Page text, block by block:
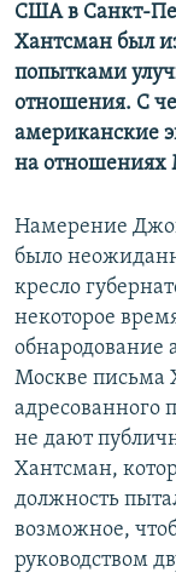
США в Санкт-
Хантсман был
попытками
отношения. C
американские
на отношениях
Намерение
было
кресло
некоторое
обнародование
Москве письма
адресованного
не дают
Хантсман,
должность
возможное,
руководством